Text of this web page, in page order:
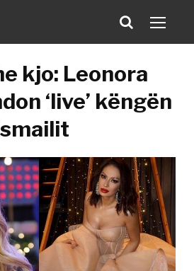
kjo: Leonora
‘live’ këngën